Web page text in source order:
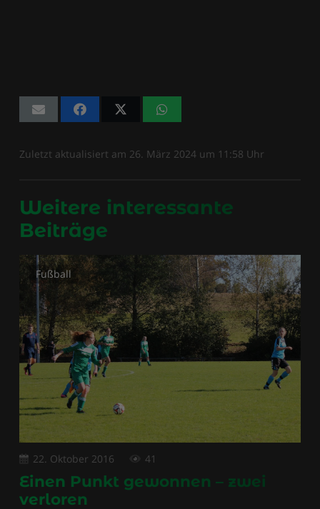
Zuletzt aktualisiert am 26. März 2024 um 11:58 Uhr
Weitere interessante
Beiträge
Fußball
22. Oktober 2016 41
Einen Punkt gewonnen – zwei
verloren